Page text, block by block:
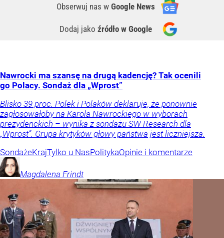
Obserwuj nas w Google News
Dodaj jako źródło w Google
Nawrocki ma szansę na drugą kadencję? Tak ocenili
go Polacy. Sondaż dla „Wprost”
Blisko 39 proc. Polek i Polaków deklaruje, że ponownie
zagłosowałoby na Karola Nawrockiego w wyborach
prezydenckich – wynika z sondażu SW Research dla
„Wprost”. Grupa krytyków głowy państwa jest liczniejsza.
SondażeKrajTylko u NasPolitykaOpinie i komentarze
Magdalena Frindt